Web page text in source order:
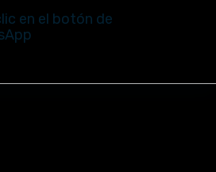
en el botón de